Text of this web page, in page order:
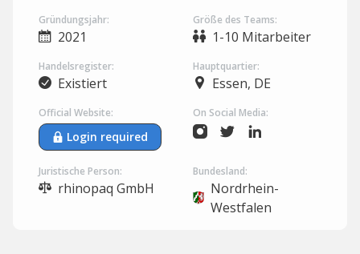
Gründungsjahr:
2021
Größe des Teams:
1-10 Mitarbeiter
Handelsregister:
Existiert
Hauptquartier:
Essen, DE
Official Website:
Login required
On Social Media:
Juristische Person:
rhinopaq GmbH
Bundesland:
Nordrhein-
Westfalen